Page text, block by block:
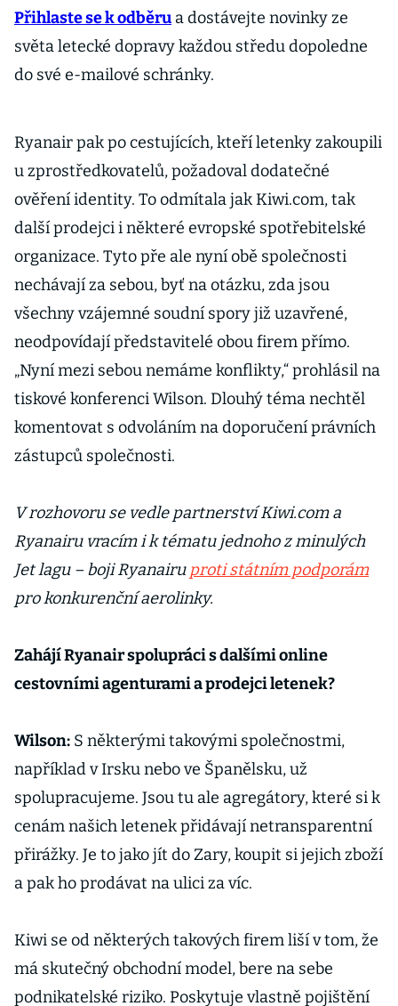
Přihlaste se k odběru a dostávejte novinky ze
světa letecké dopravy každou středu dopoledne
do své e-mailové schránky.
Ryanair pak po cestujících, kteří letenky zakoupili
u zprostředkovatelů, požadoval dodatečné
ověření identity. To odmítala jak Kiwi.com, tak
další prodejci i některé evropské spotřebitelské
organizace. Tyto pře ale nyní obě společnosti
nechávají za sebou, byť na otázku, zda jsou
všechny vzájemné soudní spory již uzavřené,
neodpovídají představitelé obou firem přímo.
„Nyní mezi sebou nemáme konflikty,“ prohlásil na
tiskové konferenci Wilson. Dlouhý téma nechtěl
komentovat s odvoláním na doporučení právních
zástupců společnosti.
V rozhovoru se vedle partnerství Kiwi.com a
Ryanairu vracím i k tématu jednoho z minulých
Jet lagu – boji Ryanairu proti státním podporám
pro konkurenční aerolinky.
Zahájí Ryanair spolupráci s dalšími online
cestovními agenturami a prodejci letenek?
Wilson: S některými takovými společnostmi,
například v Irsku nebo ve Španělsku, už
spolupracujeme. Jsou tu ale agregátory, které si k
cenám našich letenek přidávají netransparentní
přirážky. Je to jako jít do Zary, koupit si jejich zboží
a pak ho prodávat na ulici za víc.
Kiwi se od některých takových firem liší v tom, že
má skutečný obchodní model, bere na sebe
podnikatelské riziko. Poskytuje vlastně pojištění